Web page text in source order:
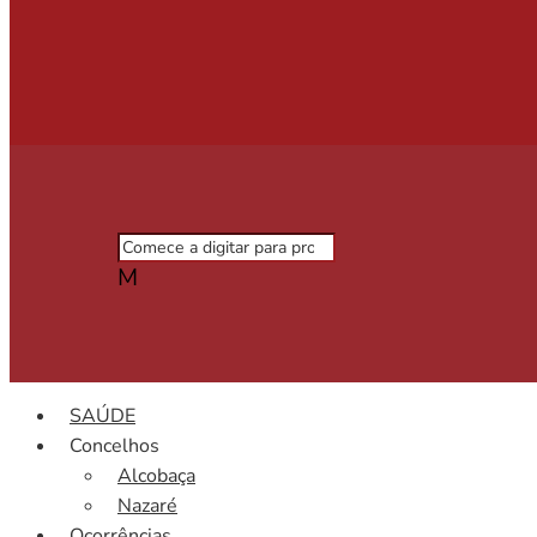
M
SAÚDE
Concelhos
Alcobaça
Nazaré